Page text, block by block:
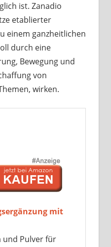
ist. Zanadio
etablierter
einem ganzheitlichen
durch eine
Bewegung und
von
wirken.
mit
und Pulver für